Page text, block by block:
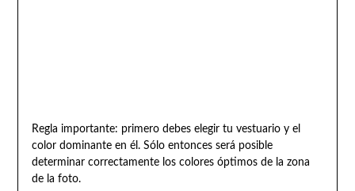
Regla importante: primero debes elegir tu vestuario y el
color dominante en él. Sólo entonces será posible
determinar correctamente los colores óptimos de la zona
de la foto.